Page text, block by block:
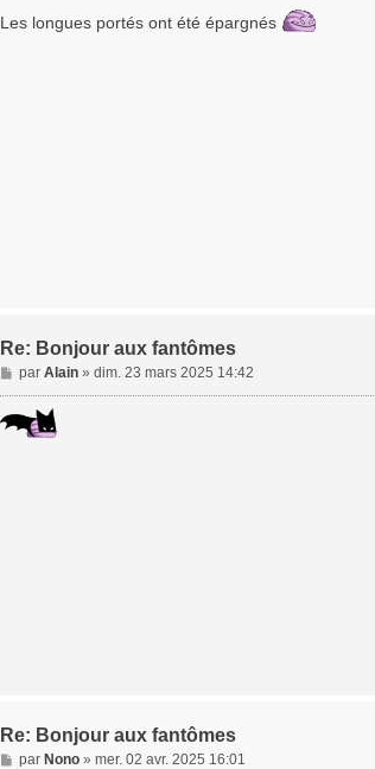
Les longues portés ont été épargnés
Re: Bonjour aux fantômes
M
e
s
s
par Alain» dim. 23 mars 2025 14:42
Re: Bonjour aux fantômes
M
par Nono» mer. 02 avr. 2025 16:01